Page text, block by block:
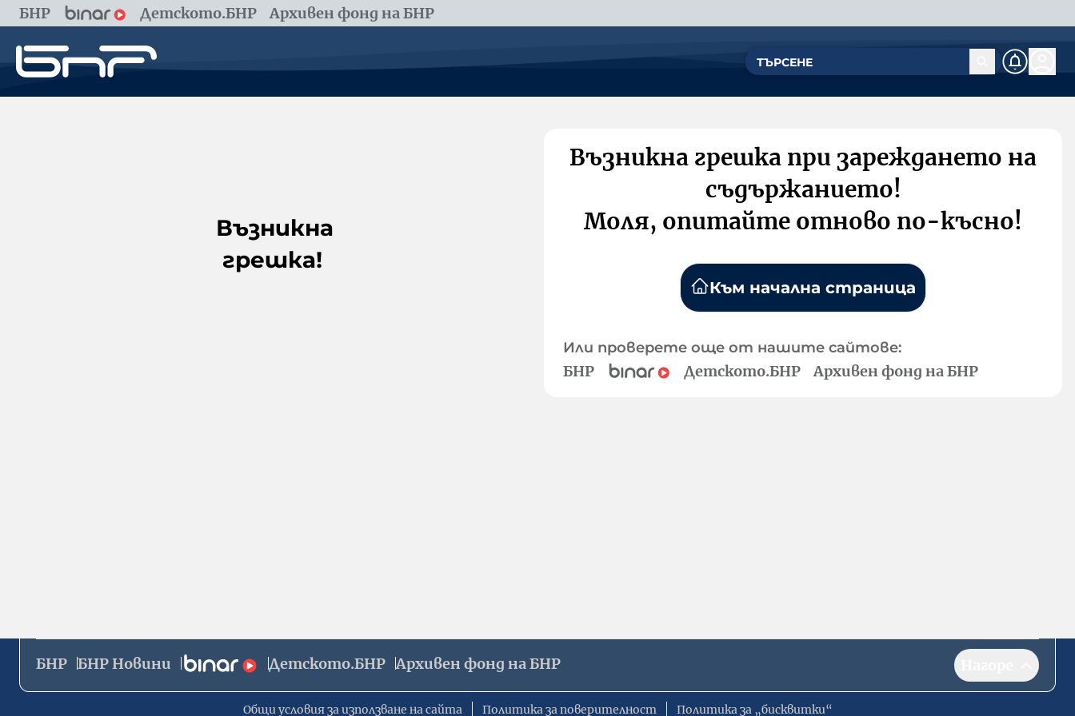
БНР Детското.БНР Архивен фонд на БНР
Възникна
грешка!
Възникна грешка при зареждането на
съдържанието!
Моля, опитайте отново по-късно!
Към начална страница
Или проверете още от нашите сайтове:
БНР Детското.БНР Архивен фонд на БНР
БНР БНР Новини Детското.БНР Архивен фонд на БНР
Общи условия за използване на сайта Политика за поверителност Политика за „бисквитки“